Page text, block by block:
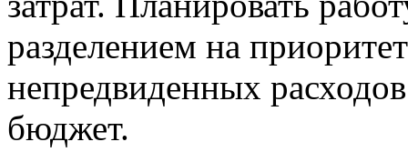
разделением на
непредвиденных
бюджет.